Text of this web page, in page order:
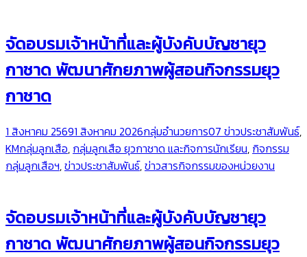
จัดอบรมเจ้าหน้าที่และผู้บังคับบัญชายุว
กาชาด พัฒนาศักยภาพผู้สอนกิจกรรมยุว
กาชาด
1 สิงหาคม 25691 สิงหาคม 2026กลุ่มอำนวยการ07 ข่าวประชาสัมพันธ์,
KMกลุ่มลูกเสือ, กลุ่มลูกเสือ ยุวกาชาด และกิจการนักเรียน, กิจกรรม
กลุ่มลูกเสือฯ,ข่าวประชาสัมพันธ์,ข่าวสารกิจกรรมของหน่วยงาน
จัดอบรมเจ้าหน้าที่และผู้บังคับบัญชายุว
กาชาด พัฒนาศักยภาพผู้สอนกิจกรรมยุว